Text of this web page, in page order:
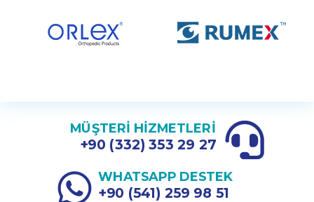
MÜŞTERİ HİZMETLERİ
+90 (332) 353 29 27
WHATSAPP DESTEK
+90 (541) 259 98 51